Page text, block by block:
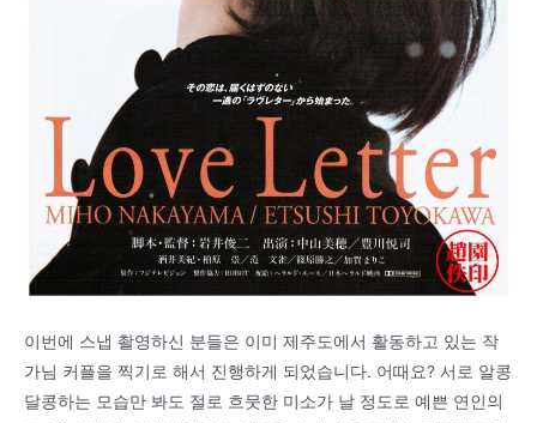
이번에 스냅 촬영하신 분들은 이미 제주도에서 활동하고 있는 작
가님 커플을 찍기로 해서 진행하게 되었습니다. 어때요? 서로 알콩
달콩하는 모습만 봐도 절로 흐뭇한 미소가 날 정도로 예쁜 연인의